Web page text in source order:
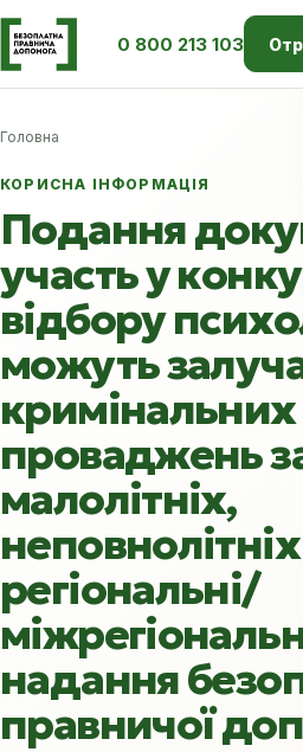
0 800 213 103
Головна
КОРИСНА ІНФОРМАЦІЯ
Подання
участь у
відбору
можуть
кримінальних
проваджень
малолітніх,
регіональні/
надання
правничої